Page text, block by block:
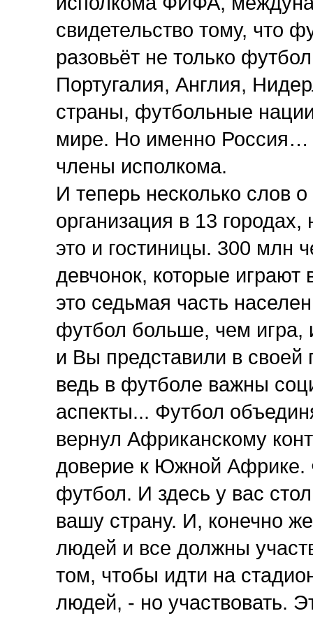
свидетельство тому, что
разовьёт не только
Португалия, Англия,
страны, футбольные
мире. Но именно Россия…
члены исполкома.
И теперь несколько слов
организация в 13
это и гостиницы. 300 млн
девчонок, которые
это седьмая часть
футбол больше, чем игра,
и Вы представили в своей
ведь в футболе важны
аспекты... Футбол
вернул Африканскому
доверие к Южной Африке.
футбол. И здесь у вас
вашу страну. И, конечно
людей и все должны
том, чтобы идти на
людей, - но участвовать.